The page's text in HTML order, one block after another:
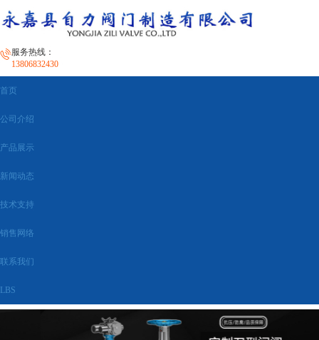
服务热线：
13806832430
首页
公司介绍
产品展示
新闻动态
技术支持
销售网络
联系我们
LBS